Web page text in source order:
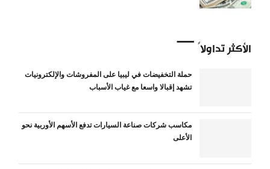
الأكثر تداولاً
حملة التخفيضات في ليبيا على المفروشات والإلكترونيات
تشهد إقبالا واسعا مع غياب الأسباب
مكاسب شركات صناعة السيارات تدفع الأسهم الأوربية نحو
الأعلى